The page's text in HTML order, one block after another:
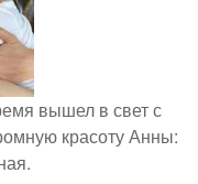
вышел в свет с
красоту Анны: